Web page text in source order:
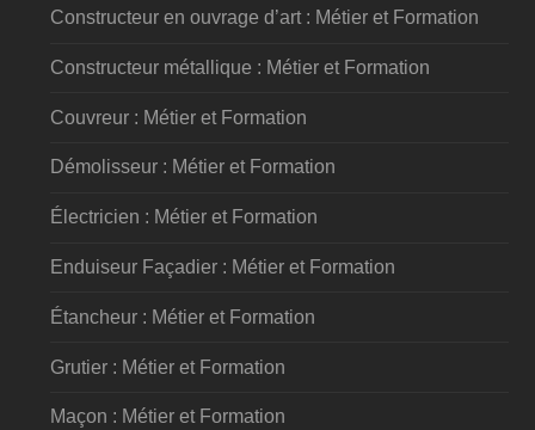
Constructeur en ouvrage d’art : Métier et Formation
Constructeur métallique : Métier et Formation
Couvreur : Métier et Formation
Démolisseur : Métier et Formation
Électricien : Métier et Formation
Enduiseur Façadier : Métier et Formation
Étancheur : Métier et Formation
Grutier : Métier et Formation
Maçon : Métier et Formation